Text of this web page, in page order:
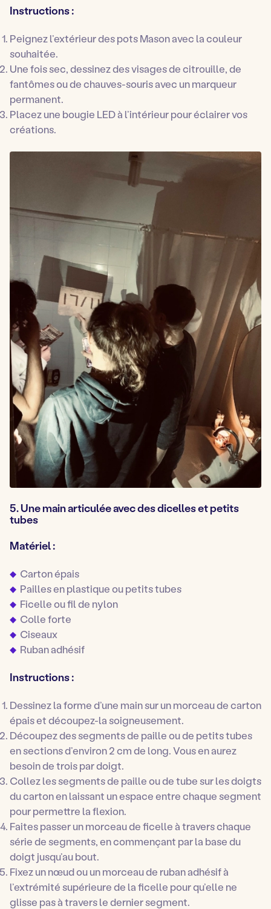
Instructions :
Peignez l’extérieur des pots Mason avec la couleur
souhaitée.
Une fois sec, dessinez des visages de citrouille, de
fantômes ou de chauves-souris avec un marqueur
permanent.
Placez une bougie LED à l’intérieur pour éclairer vos
créations.
5. Une main articulée avec des dicelles et petits
tubes
Matériel :
Carton épais
Pailles en plastique ou petits tubes
Ficelle ou fil de nylon
Colle forte
Ciseaux
Ruban adhésif
Instructions :
Dessinez la forme d’une main sur un morceau de carton
épais et découpez-la soigneusement.
Découpez des segments de paille ou de petits tubes
en sections d’environ 2 cm de long. Vous en aurez
besoin de trois par doigt.
Collez les segments de paille ou de tube sur les doigts
du carton en laissant un espace entre chaque segment
pour permettre la flexion.
Faites passer un morceau de ficelle à travers chaque
série de segments, en commençant par la base du
doigt jusqu’au bout.
Fixez un nœud ou un morceau de ruban adhésif à
l’extrémité supérieure de la ficelle pour qu’elle ne
glisse pas à travers le dernier segment.